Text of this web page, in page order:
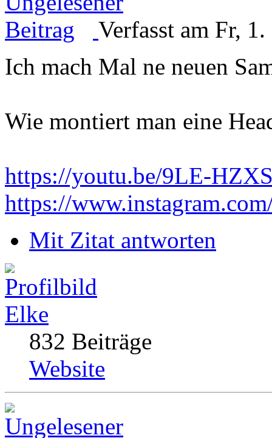
Verfasst am Fr,
Ich mach Mal ne neuen
Wie montiert man eine
https://youtu.be/9LE-
https://
Mit Zitat antworten
Elke
832 Beiträge
Website